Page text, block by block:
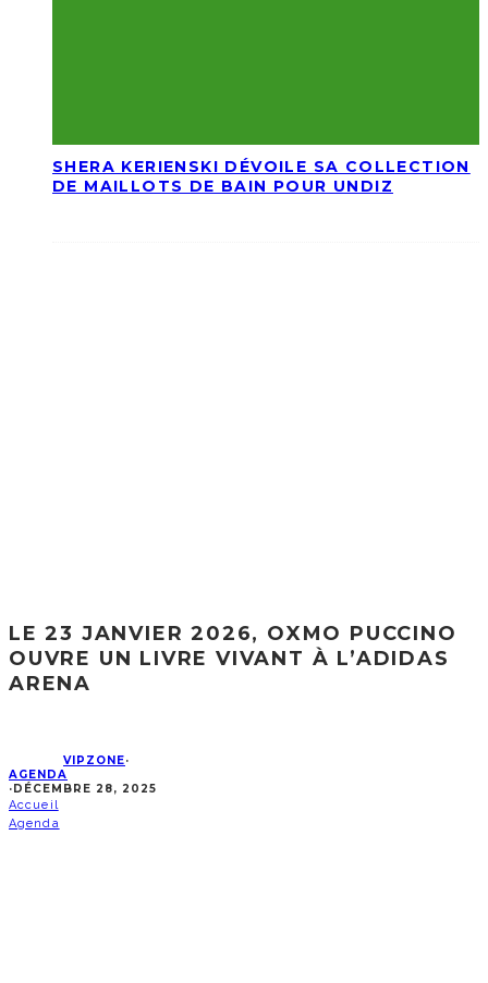
SHERA KERIENSKI DÉVOILE SA COLLECTION
DE MAILLOTS DE BAIN POUR UNDIZ
LE 23 JANVIER 2026, OXMO PUCCINO
OUVRE UN LIVRE VIVANT À L’ADIDAS
ARENA
VIPZONE·
AGENDA
·DÉCEMBRE 28, 2025
Accueil
Agenda